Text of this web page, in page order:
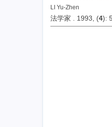
LI Yu-Zhen
法学家 . 1993, (4):